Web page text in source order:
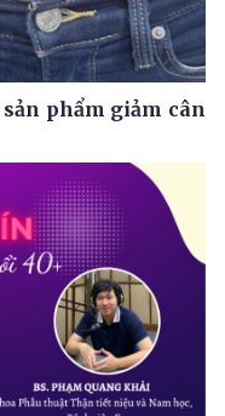
phẩm giảm cân